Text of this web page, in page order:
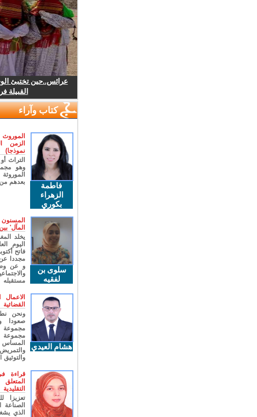
عرائس..حين تختبئ
القبيلة
كتاب وآراء
فاطمة
الزهراء
بكوري
الزمن
نموذجا)
التراث
وهو
بعدهم
سلوى بن
لفقيه
المآل'
يخلد
اليوم
فاتح
مجددا
و عن
مستقبله
هشام العيدي
الاعمال
القضائية
صعودا
مجموعة
مجموعة
التقليدية
تعزيزا
الصناعة